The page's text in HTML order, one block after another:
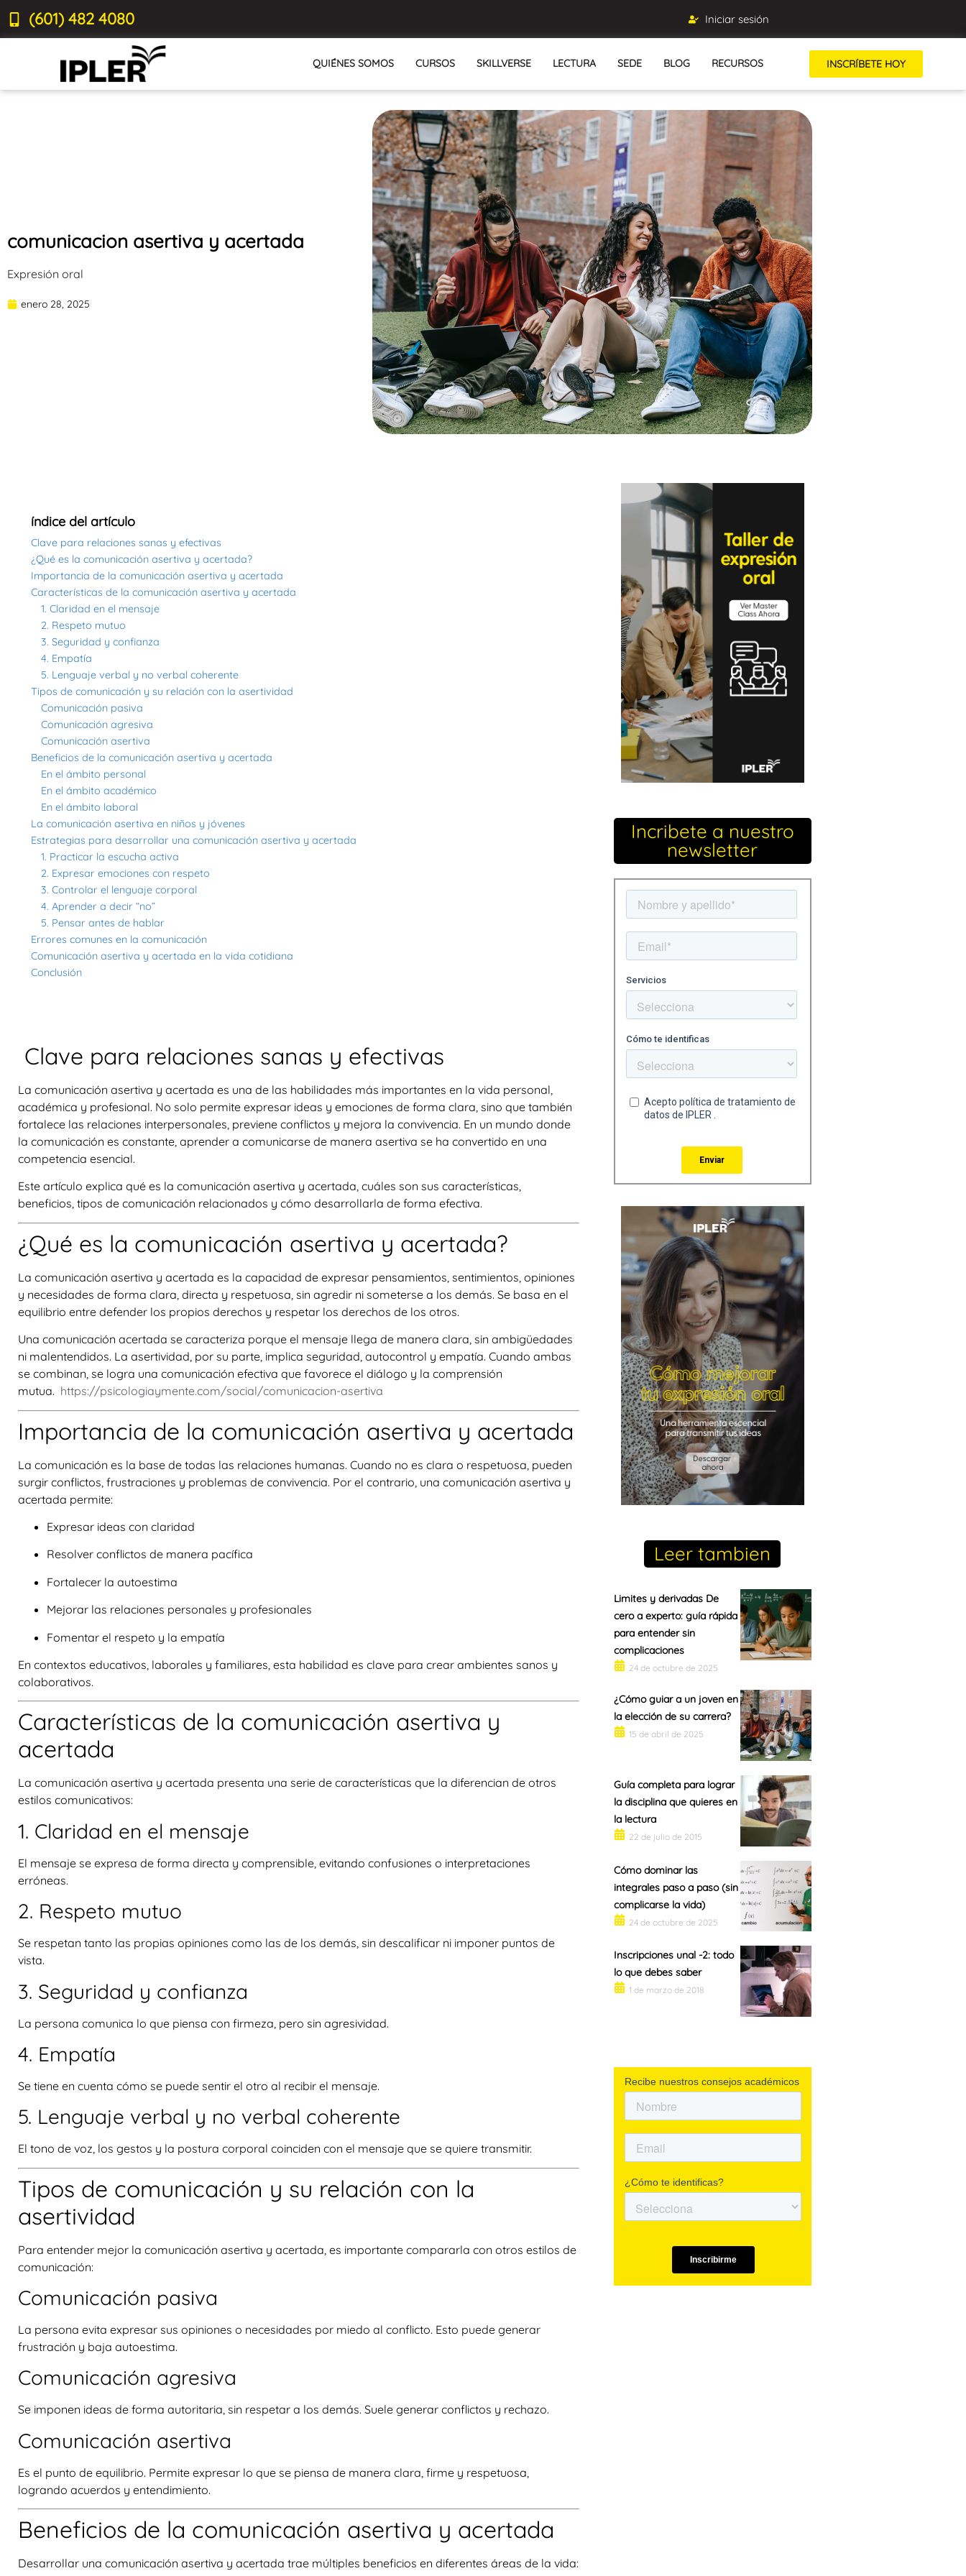
(601) 482 4080 Iniciar sesión
QUIÉNES SOMOS CURSOS SKILLVERSE LECTURA SEDE BLOG RECURSOS INSCRÍBETE HOY
comunicacion asertiva y acertada
Expresión oral
enero 28, 2025
índice del artículo
Clave para relaciones sanas y efectivas
¿Qué es la comunicación asertiva y acertada?
Importancia de la comunicación asertiva y acertada
Características de la comunicación asertiva y acertada
1. Claridad en el mensaje
2. Respeto mutuo
3. Seguridad y confianza
4. Empatía
5. Lenguaje verbal y no verbal coherente
Tipos de comunicación y su relación con la asertividad
Comunicación pasiva
Comunicación agresiva
Comunicación asertiva
Beneficios de la comunicación asertiva y acertada
En el ámbito personal
En el ámbito académico
En el ámbito laboral
La comunicación asertiva en niños y jóvenes
Estrategias para desarrollar una comunicación asertiva y acertada
1. Practicar la escucha activa
2. Expresar emociones con respeto
3. Controlar el lenguaje corporal
4. Aprender a decir “no”
5. Pensar antes de hablar
Errores comunes en la comunicación
Comunicación asertiva y acertada en la vida cotidiana
Conclusión
Clave para relaciones sanas y efectivas
La comunicación asertiva y acertada es una de las habilidades más importantes en la vida personal,
académica y profesional. No solo permite expresar ideas y emociones de forma clara, sino que también
fortalece las relaciones interpersonales, previene conflictos y mejora la convivencia. En un mundo donde
la comunicación es constante, aprender a comunicarse de manera asertiva se ha convertido en una
competencia esencial.
Este artículo explica qué es la comunicación asertiva y acertada, cuáles son sus características,
beneficios, tipos de comunicación relacionados y cómo desarrollarla de forma efectiva.
¿Qué es la comunicación asertiva y acertada?
La comunicación asertiva y acertada es la capacidad de expresar pensamientos, sentimientos, opiniones
y necesidades de forma clara, directa y respetuosa, sin agredir ni someterse a los demás. Se basa en el
equilibrio entre defender los propios derechos y respetar los derechos de los otros.
Una comunicación acertada se caracteriza porque el mensaje llega de manera clara, sin ambigüedades
ni malentendidos. La asertividad, por su parte, implica seguridad, autocontrol y empatía. Cuando ambas
se combinan, se logra una comunicación efectiva que favorece el diálogo y la comprensión
mutua. https://psicologiaymente.com/social/comunicacion-asertiva
Importancia de la comunicación asertiva y acertada
La comunicación es la base de todas las relaciones humanas. Cuando no es clara o respetuosa, pueden
surgir conflictos, frustraciones y problemas de convivencia. Por el contrario, una comunicación asertiva y
acertada permite:
Expresar ideas con claridad
Resolver conflictos de manera pacífica
Fortalecer la autoestima
Mejorar las relaciones personales y profesionales
Fomentar el respeto y la empatía
En contextos educativos, laborales y familiares, esta habilidad es clave para crear ambientes sanos y
colaborativos.
Características de la comunicación asertiva y
acertada
La comunicación asertiva y acertada presenta una serie de características que la diferencian de otros
estilos comunicativos:
1. Claridad en el mensaje
El mensaje se expresa de forma directa y comprensible, evitando confusiones o interpretaciones
erróneas.
2. Respeto mutuo
Se respetan tanto las propias opiniones como las de los demás, sin descalificar ni imponer puntos de
vista.
3. Seguridad y confianza
La persona comunica lo que piensa con firmeza, pero sin agresividad.
4. Empatía
Se tiene en cuenta cómo se puede sentir el otro al recibir el mensaje.
5. Lenguaje verbal y no verbal coherente
El tono de voz, los gestos y la postura corporal coinciden con el mensaje que se quiere transmitir.
Tipos de comunicación y su relación con la
asertividad
Para entender mejor la comunicación asertiva y acertada, es importante compararla con otros estilos de
comunicación:
Comunicación pasiva
La persona evita expresar sus opiniones o necesidades por miedo al conflicto. Esto puede generar
frustración y baja autoestima.
Comunicación agresiva
Se imponen ideas de forma autoritaria, sin respetar a los demás. Suele generar conflictos y rechazo.
Comunicación asertiva
Es el punto de equilibrio. Permite expresar lo que se piensa de manera clara, firme y respetuosa,
logrando acuerdos y entendimiento.
Beneficios de la comunicación asertiva y acertada
Desarrollar una comunicación asertiva y acertada trae múltiples beneficios en diferentes áreas de la vida:
Incribete a nuestro
newsletter
Leer tambien
Limites y derivadas De
cero a experto: guía rápida
para entender sin
complicaciones
24 de octubre de 2025
¿Cómo guiar a un joven en
la elección de su carrera?
15 de abril de 2025
Guía completa para lograr
la disciplina que quieres en
la lectura
22 de julio de 2015
Cómo dominar las
integrales paso a paso (sin
complicarse la vida)
24 de octubre de 2025
Inscripciones unal -2: todo
lo que debes saber
1 de marzo de 2018